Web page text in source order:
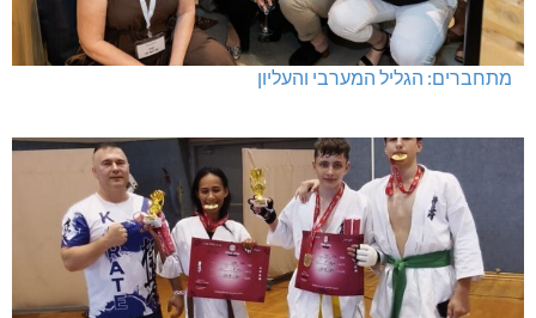
מתחברים: הגליל המערבי והעליון